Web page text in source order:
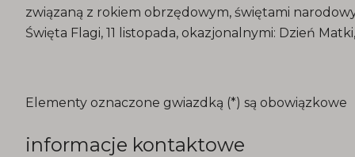
związaną z rokiem obrzędowym, świętami
Święta Flagi, 11 listopada, okazjonalnymi: Dzień
T_FORM_EDUCATION_TITLE
Elementy oznaczone gwiazdką (*) są obowiązkowe
informacje kontaktowe